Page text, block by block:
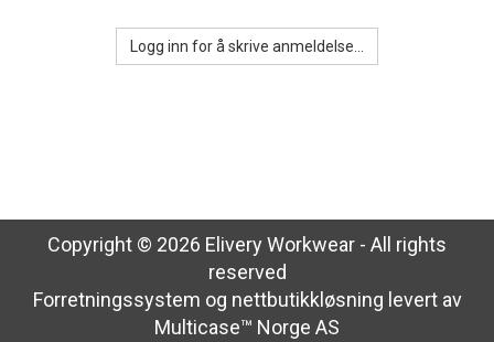
Logg inn for å skrive anmeldelse...
Copyright © 2026 Elivery Workwear - All rights
reserved
Forretningssystem og nettbutikkløsning levert av
Multicase™ Norge AS